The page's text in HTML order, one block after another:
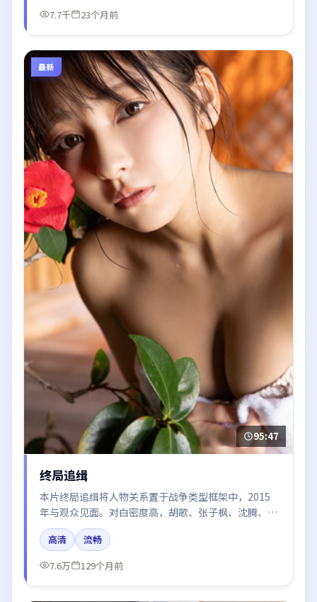
7.7千
23个月前
最新
95:47
终局追缉
本片终局追缉将人物关系置于战争类型框架中，2015
年与观众见面。对白密度高，胡歌、张子枫、沈腾、周
迅的台词节奏值得关注；整体气质偏韩国都市与冷色调
摄影。
高清
流畅
7.6万
129个月前